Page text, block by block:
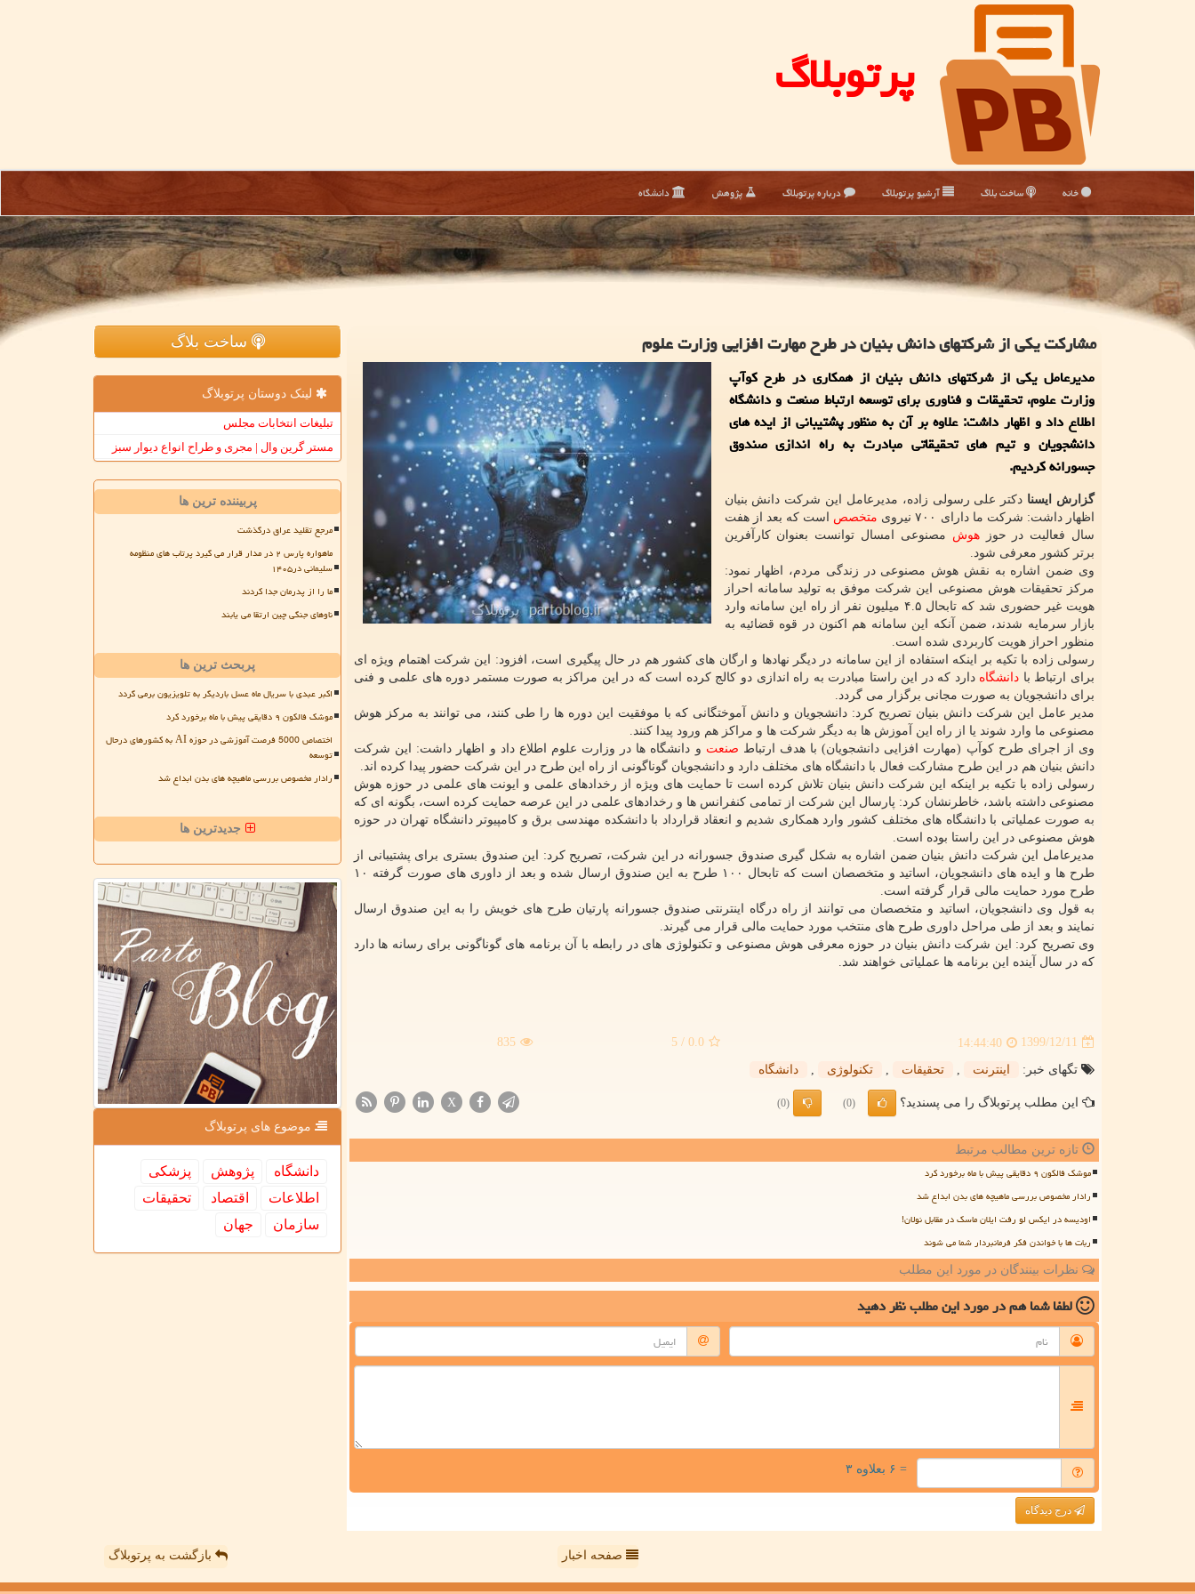
پرتوبلاگ
خانه ساخت بلاگ آرشیو پرتوبلاگ درباره پرتوبلاگ پژوهش دانشگاه
مشاركت یكی از شركتهای دانش بنیان در طرح مهارت افزایی وزارت علوم
مدیرعامل یکی از شرکتهای دانش بنیان از همکاری در طرح کوآپ
وزارت علوم، تحقیقات و فناوری برای توسعه ارتباط صنعت و دانشگاه
اطلاع داد و اظهار داشت: علاوه بر آن به منظور پشتیبانی از ایده های
دانشجویان و تیم های تحقیقاتی مبادرت به راه اندازی صندوق
جسورانه کردیم.
گزارش ایسنا دکتر علی رسولی زاده، مدیرعامل این شرکت دانش بنیان
اظهار داشت: شرکت ما دارای ۷۰۰ نیروی
متخصص است که بعد از هفت
سال فعالیت در حوزهوش مصنوعی امسال توانست بعنوان کارآفرین
برتر کشور معرفی شود.
وی ضمن اشاره به نقش هوش مصنوعی در زندگی مردم، اظهار نمود:
مرکز تحقیقات هوش مصنوعی این شرکت موفق به تولید سامانه احراز
هویت غیر حضوری شد که تابحال ۴.۵ میلیون نفر از راه این سامانه وارد
بازار سرمایه شدند، ضمن آنکه این سامانه هم اکنون در قوه قضائیه به
منظور احراز هویت کاربردی شده است.
رسولی زاده با تکیه بر اینکه استفاده از این سامانه در دیگر نهادها و ارگان های کشور هم در حال پیگیری است، افزود: این شرکت اهتمام ویژه ای
برای ارتباط با دانشگاه دارد که در این راستا مبادرت به راه اندازی دو کالج کرده است که در این مراکز به صورت مستمر دوره های علمی و فنی
برای دانشجویان به صورت مجانی برگزار می گردد.
مدیر عامل این شرکت دانش بنیان تصریح کرد: دانشجویان و دانش آموختگانی که با موفقیت این دوره ها را طی کنند، می توانند به مرکز هوش
مصنوعی ما وارد شوند یا از راه این آموزش ها به دیگر شرکت ها و مراکز هم ورود پیدا کنند.
وی از اجرای طرح کوآپ (مهارت افزایی دانشجویان) با هدف ارتباط صنعت و دانشگاه ها در وزارت علوم اطلاع داد و اظهار داشت: این شرکت
دانش بنیان هم در این طرح مشارکت فعال با دانشگاه های مختلف دارد و دانشجویان گوناگونی از راه این طرح در این شرکت حضور پیدا کرده اند.
رسولی زاده با تکیه بر اینکه این شرکت دانش بنیان تلاش کرده است تا حمایت های ویژه از رخدادهای علمی و ایونت های علمی در حوزه هوش
مصنوعی داشته باشد، خاطرنشان کرد: پارسال این شرکت از تمامی کنفرانس ها و رخدادهای علمی در این عرصه حمایت کرده است، بگونه ای که
به صورت عملیاتی با دانشگاه های مختلف کشور وارد همکاری شدیم و انعقاد قرارداد با دانشکده مهندسی برق و کامپیوتر دانشگاه تهران در حوزه
هوش مصنوعی در این راستا بوده است.
مدیرعامل این شرکت دانش بنیان ضمن اشاره به شکل گیری صندوق جسورانه در این شرکت، تصریح کرد: این صندوق بستری برای پشتیبانی از
طرح ها و ایده های دانشجویان، اساتید و متخصصان است که تابحال ۱۰۰ طرح به این صندوق ارسال شده و بعد از داوری های صورت گرفته ۱۰
طرح مورد حمایت مالی قرار گرفته است.
به قول وی دانشجویان، اساتید و متخصصان می توانند از راه درگاه اینترنتی صندوق جسورانه پارتیان طرح های خویش را به این صندوق ارسال
نمایند و بعد از طی مراحل داوری طرح های منتخب مورد حمایت مالی قرار می گیرند.
وی تصریح کرد: این شرکت دانش بنیان در حوزه معرفی هوش مصنوعی و تکنولوژی های در رابطه با آن برنامه های گوناگونی برای رسانه ها دارد
که در سال آینده این برنامه ها عملیاتی خواهند شد.
1399/12/11
14:44:40
0.0
/ 5
835
تگهای خبر: اینترنت , تحقیقات , تكنولوژی , دانشگاه
این مطلب پرتوبلاگ را می پسندید؟ (0)
(0)
X
تازه ترین مطالب مرتبط
موشک فالکون ۹ دقایقی پیش با ماه برخورد کرد
رادار مخصوص بررسی ماهیچه های بدن ابداع شد
اودیسه در ایکس لو رفت ایلان ماسک در مقابل نولان!
ربات ها با خواندن فکر فرمانبردار شما می شوند
نظرات بینندگان در مورد این مطلب
لطفا شما همدر مورد این مطلبنظر دهید
= ۶ بعلاوه ۳
درج دیدگاه
ساخت بلاگ
لینک دوستان پرتوبلاگ
تبلیغات انتخابات مجلس
مستر گرین وال | مجری و طراح انواع دیوار سبز
پربیننده ترین ها
مرجع تقلید عراق درگذشت
ماهواره پارس ۲ در مدار قرار می گیرد پرتاب های منظومه
سلیمانی در۱۴۰۵
ما را از پدرمان جدا کردند
ناوهای جنگی چین ارتقا می یابند
پربحث ترین ها
اکبر عبدی با سریال ماه عسل باردیگر به تلویزیون برمی گردد
موشک فالکون ۹ دقایقی پیش با ماه برخورد کرد
اختصاص 5000 فرصت آموزشی در حوزه AI به کشورهای درحال
توسعه
رادار مخصوص بررسی ماهیچه های بدن ابداع شد
جدیدترین ها
موضوع های پرتوبلاگ
دانشگاه پژوهش
پزشكی
اطلاعات
اقتصاد
تحقیقات
سازمان
جهان
صفحه اخبار بازگشت به پرتوبلاگ